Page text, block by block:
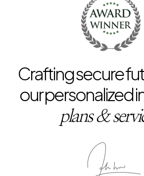
Crafting secure
our personalized
plans &